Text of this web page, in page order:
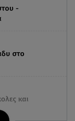
-
στο
και